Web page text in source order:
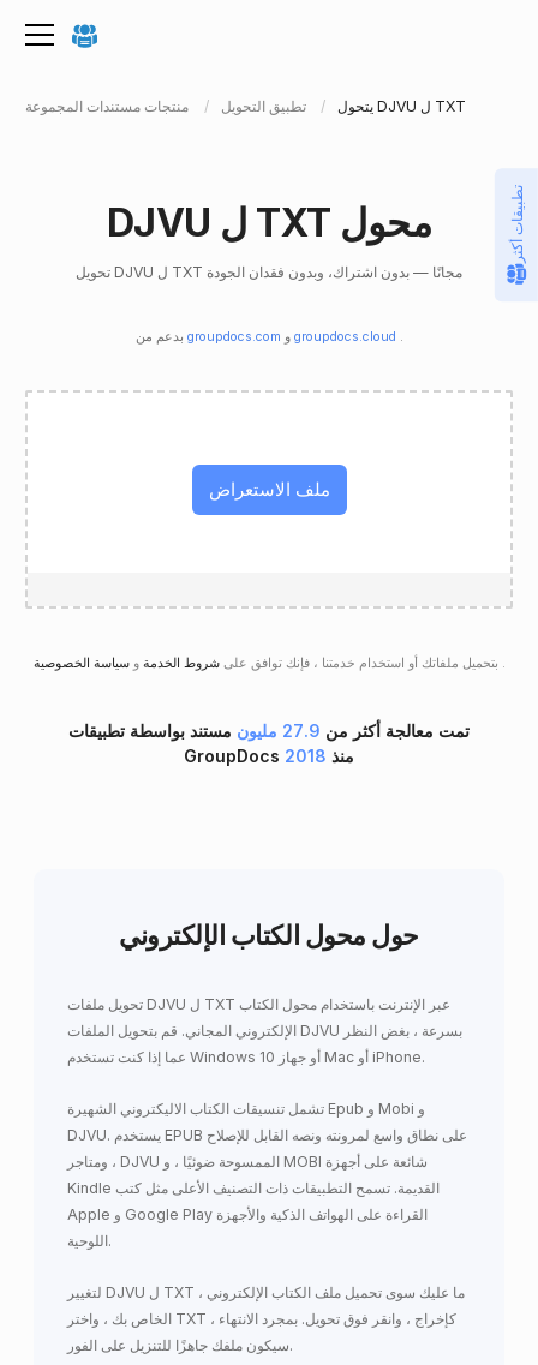
منتجات مستندات المجموعة تطبيق التحويل يتحول DJVU ل TXT
DJVU ل TXT محول
تحويل DJVU ل TXT مجانًا — بدون اشتراك، وبدون فقدان الجودة
groupdocs.com و groupdocs.cloud .
ملف الاستعراض
بتحميل ملفاتك أو استخدام خدمتنا ، فإنك توافق علىشروط الخدمةو .
تمت معالجة أكثر من 27.9 مليون
مستند بواسطة تطبيقات
GroupDocs منذ 2018
حول محول الكتاب الإلكتروني
تحويل ملفات DJVU ل TXT عبر الإنترنت باستخدام محول الكتاب
الإلكتروني المجاني. قم بتحويل الملفات DJVU بسرعة ، بغض النظر
عما إذا كنت تستخدم Windows 10 أو جهاز Mac أو iPhone.
تشمل تنسيقات الكتاب الاليكتروني الشهيرة Epub و Mobi و
DJVU. يستخدم EPUB على نطاق واسع لمرونته ونصه القابل للإصلاح
، ومتاجر DJVU الممسوحة ضوئيًا ، و MOBI شائعة على أجهزة
Kindle القديمة. تسمح التطبيقات ذات التصنيف الأعلى مثل كتب
Apple و Google Play القراءة على الهواتف الذكية والأجهزة
اللوحية.
لتغيير DJVU ل TXT ، ما عليك سوى تحميل ملف الكتاب الإلكتروني
الخاص بك ، واختر TXT كإخراج ، وانقر فوق تحويل. بمجرد الانتهاء ،
سيكون ملفك جاهزًا للتنزيل على الفور.
تطبيقات أكثر